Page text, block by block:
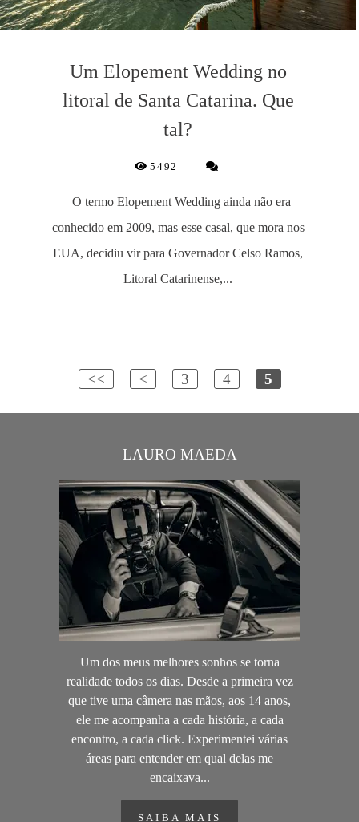
Um Elopement Wedding no
litoral de Santa Catarina. Que
tal?
5492
O termo Elopement Wedding ainda não era
conhecido em 2009, mas esse casal, que mora nos
EUA, decidiu vir para Governador Celso Ramos,
Litoral Catarinense,...
<< < 3 4 5
LAURO MAEDA
Um dos meus melhores sonhos se torna
realidade todos os dias. Desde a primeira vez
que tive uma câmera nas mãos, aos 14 anos,
ele me acompanha a cada história, a cada
encontro, a cada click. Experimentei várias
áreas para entender em qual delas me
encaixava...
SAIBA MAIS